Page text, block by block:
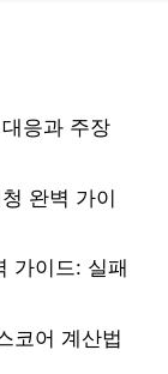
응과 주장
완벽 가이
가이드: 실패
코어 계산법